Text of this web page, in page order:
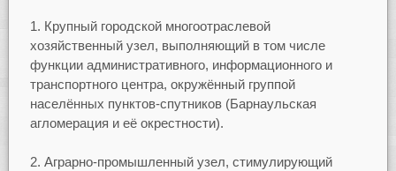
1. Крупный городской многоотраслевой
хозяйственный узел, выполняющий в том числе
функции административного, информационного и
транспортного центра, окружённый группой
населённых пунктов-спутников (Барнаульская
агломерация и её окрестности).
2. Аграрно-промышленный узел, стимулирующий